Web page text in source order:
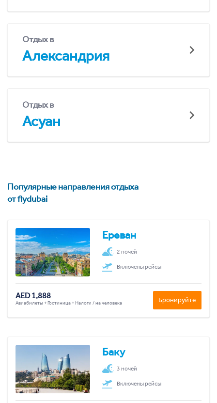
Отдых в
Александрия
Отдых в
Асуан
Популярные направления отдыха
от flydubai
Ереван
2 ночей
Включены рейсы
AED 1,888
Авиабилеты + Гостиница + Налоги / на человека Бронируйте
Баку
3 ночей
Включены рейсы